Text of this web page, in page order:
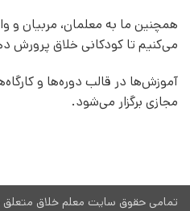
همچنین ما به معلمان، مربیان و
می‌کنیم تا کودکانی خلاق پرورش
آموزش‌ها در قالب دوره‌ها و
مجازی برگزار می‌شود.
تمامی حقوق سایت معلم خلاق